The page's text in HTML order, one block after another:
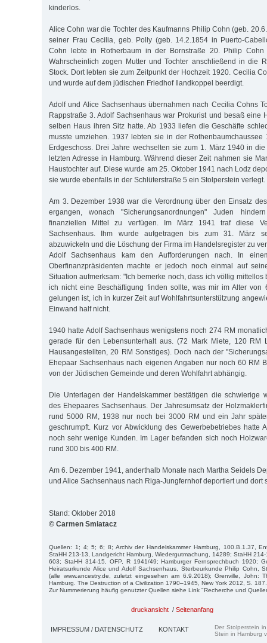
kinderlos.
Alice Cohn war die Tochter des Kaufmanns Philip Cohn (geb.
seiner Frau Cecilia, geb. Polly (geb. 14.2.1854 in Puerto-
Cohn lebte in Rotherbaum in der Bornstraße 20. Philip Cohn
Wahrscheinlich zogen Mutter und Tochter anschließend in die
Stock. Dort lebten sie zum Zeitpunkt der Hochzeit 1920. Cecilia
und wurde auf dem jüdischen Friedhof Ilandkoppel beerdigt.
Adolf und Alice Sachsenhaus übernahmen nach Cecilia Cohns
Rappstraße 3. Adolf Sachsenhaus war Prokurist und besaß eine
selben Haus ihren Sitz hatte. Ab 1933 liefen die Geschäfte
musste umziehen. 1937 lebten sie in der
Erdgeschoss. Drei Jahre wechselten sie zum 1. März 1940 in
letzten Adresse in Hamburg. Während dieser Zeit nahmen sie
Haustochter auf. Diese wurde am 25. Oktober 1941 nach Lodz
sie wurde ebenfalls in der Schlüterstraße 5 ein Stolperstein verlegt.
Am 3. Dezember 1938 war die Verordnung über den Einsatz
ergangen, wonach "Sicherungsanordnungen" Juden
finanziellen Mittel zu verfügen. Im März 1941 traf diese
Sachsenhaus. Ihm wurde aufgetragen bis zum 31. März
abzuwickeln und die Löschung der Firma im Handelsregister zu
Adolf Sachsenhaus kam den Aufforderungen nach. In
Oberfinanzpräsidenten machte er jedoch noch einmal auf
Situation aufmerksam: "Ich bemerke noch, dass ich völlig
ich nicht eine Beschäftigung finden sollte, was mir im Alter von
gelungen ist, ich in kurzer Zeit auf Wohlfahrtsunterstützung
Einwand half nicht.
1940 hatte Adolf Sachsenhaus wenigstens noch 274 RM
gerade für den Lebensunterhalt aus. (72 Mark Miete, 120 RM
Hausangestellten, 20 RM Sonstiges). Doch nach der
Ehepaar Sachsenhaus nach eigenen Angaben nur noch 60 RM
von der Jüdischen Gemeinde und deren Wohlfahrt abhängig.
Die Unterlagen der Handelskammer bestätigen die schwierige
des Ehepaares Sachsenhaus. Der Jahresumsatz der
rund 5000 RM, 1938 nur noch bei 3000 RM und ein Jahr
geschrumpft. Kurz vor Abwicklung des Gewerbebetriebes hatte
noch sehr wenige Kunden. Im Lager befanden sich noch
rund 300 bis 400 RM.
Am 6. Dezember 1941, anderthalb Monate nach Martha Seidels
und Alice Sachsenhaus nach Riga-Jungfernhof deportiert und dort
Stand: Oktober 2018
© Carmen Smiatacz
Quellen: 1; 4; 5; 6; 8; Archiv der Handelskammer Hamburg, 100.B.1.37,
StaHH 213-13, Landgericht Hamburg, Wiedergutmachung, 14289; StaHH
603; StaHH 314-15, OFP, R 1941/49; Hamburger Fernsprechbuch 1920;
Heiratsurkunde Alice und Adolf Sachsenhaus, Sterbeurkunde Philip Cohn,
(alle www.ancestry.de, zuletzt eingesehen am 6.9.2018); Grenville, John:
Hamburg. The Destruction of a Civilization 1790–1945, New York 2012, S. 187.
Zur Nummerierung häufig genutzter Quellen siehe Link "Recherche und
druckansicht / Seitenanfang
IMPRESSUM / DATENSCHUTZ KONTAKT
Der Stolperstein
Stein in Hamburg